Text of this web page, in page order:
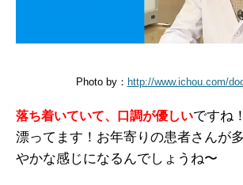
Photo by： http://www.ichou.com/
落ち着いていて、口調が優しいですね
漂ってます！お年寄りの患者さんが
やかな感じになるんでしょうね〜